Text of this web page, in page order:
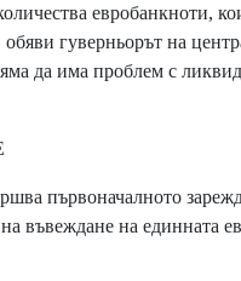
евробанкноти,
обяви гуверньорът на
да има проблем с
първоначалното
въвеждане на единната